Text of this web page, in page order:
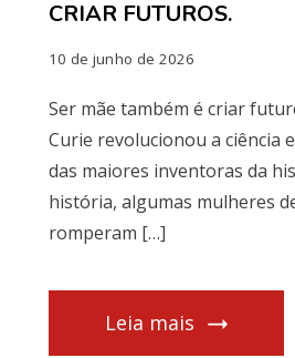
CRIAR FUTUROS.
10 de junho de 2026
Ser mãe também é criar
Curie revolucionou a ciência
das maiores inventoras da
história, algumas mulheres
romperam […]
Leia mais